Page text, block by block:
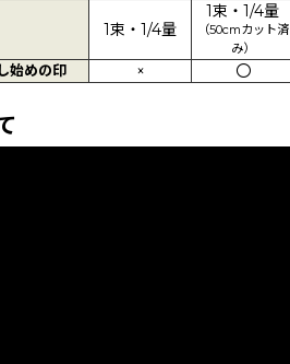
1束・1/4量
1束・1/4量
（50cmカット済
み）
始めの印 × 〇